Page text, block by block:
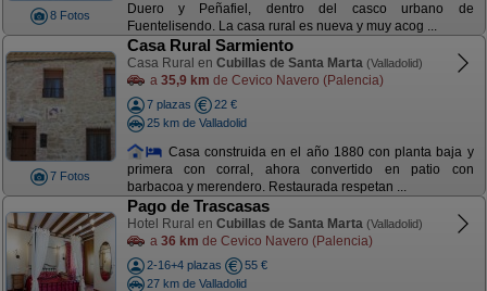
8 Fotos
Duero y Peñafiel, dentro del casco urbano de
Fuentelisendo. La casa rural es nueva y muy acog ...
7 Fotos
Casa Rural Sarmiento
Casa Rural en Cubillas de Santa Marta (Valladolid)
a 35,9 km de Cevico Navero (Palencia)
7 plazas
22 €
25 km de Valladolid
Casa construida en el año 1880 con planta baja y
primera con corral, ahora convertido en patio con
barbacoa y merendero. Restaurada respetan ...
Pago de Trascasas
Hotel Rural en Cubillas de Santa Marta (Valladolid)
a 36 km de Cevico Navero (Palencia)
2-16+4 plazas
55 €
27 km de Valladolid